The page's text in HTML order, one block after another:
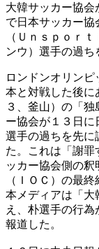
大韓サッカー協
で日本サッカー協
（Ｕｎｓｐｏｒ
ンウ）選手の過ち
ロンドンオリン
本と対戦した後に
３、釜山）の「
ー協会が１３日
選手の過ちを先に
た。これは「謝罪
ッカー協会側の
（ＩＯＣ）の最
本メディアは「大
え、朴選手の行
報道した。